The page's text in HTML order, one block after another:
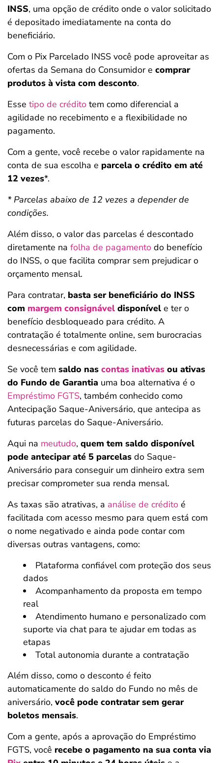
INSS, uma opção de crédito onde o valor solicitado
é depositado imediatamente na conta do
beneficiário.
Com o Pix Parcelado INSS você pode aproveitar as
ofertas da Semana do Consumidor e comprar
produtos à vista com desconto.
Esse tipo de crédito tem como diferencial a
agilidade no recebimento e a flexibilidade no
pagamento.
Com a gente, você recebe o valor rapidamente na
conta de sua escolha e parcela o crédito em até
12 vezes*.
* Parcelas abaixo de 12 vezes a depender de
condições.
Além disso, o valor das parcelas é descontado
diretamente na folha de pagamento do benefício
do INSS, o que facilita comprar sem prejudicar o
orçamento mensal.
Para contratar, basta ser beneficiário do INSS
com margem consignável disponível e ter o
benefício desbloqueado para crédito. A
contratação é totalmente online, sem burocracias
desnecessárias e com agilidade.
Se você tem saldo nas contas inativas ou ativas
do Fundo de Garantia uma boa alternativa é o
Empréstimo FGTS, também conhecido como
Antecipação Saque-Aniversário, que antecipa as
futuras parcelas do Saque-Aniversário.
Aqui na meutudo, quem tem saldo disponível
pode antecipar até 5 parcelas do Saque-
Aniversário para conseguir um dinheiro extra sem
precisar comprometer sua renda mensal.
As taxas são atrativas, a análise de crédito é
facilitada com acesso mesmo para quem está com
o nome negativado e ainda pode contar com
diversas outras vantagens, como:
Plataforma confiável com proteção dos seus
dados
Acompanhamento da proposta em tempo
real
Atendimento humano e personalizado com
suporte via chat para te ajudar em todas as
etapas
Total autonomia durante a contratação
Além disso, como o desconto é feito
automaticamente do saldo do Fundo no mês de
aniversário, você pode contratar sem gerar
boletos mensais.
Com a gente, após a aprovação do Empréstimo
FGTS, você recebe o pagamento na sua conta via